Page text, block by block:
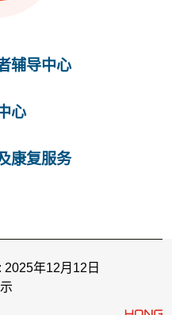
辅导中心
心
康复服务
2025年12月12日